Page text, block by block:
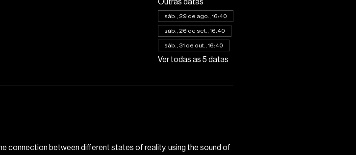
Outras datas
sáb., 29 de ago., 16:40
sáb., 26 de set., 16:40
sáb., 31 de out., 16:40
Ver todas as 5 datas
connection between different states of reality, using the sound of